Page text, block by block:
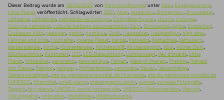
Dieser Beitrag wurde am 30/06/2026 von Panoramafotografunter Köln, Kugelpanorama,
Little Planet veröffentlicht. Schlagwörter: 360°, Altar, Altarkreuz, Binnenchor, Bronzealtar,
cathedral, cathédrale, cathédrale de Cologne, Chorpfeilerfiguren, church, Cologne,
Cologne cathedral, cultural heritage documentation, Dom, Domkapitel, église, Erzbischof,
Erzbistum Köln, gebogen, gothic, gothique, Gotik, Hauptaltar, Heiligenfigur, high altar,
Himmel und Erde, Hochaltar, Inverse Planet, Kanzel, Kathedra, Kathedrale, katholisch,
Kerzenständer, Kirche, Kirchenfenster, Kirchenschiff, Kirchenteppich, Köln, Kölner Dom,
Kölntourismus, Kunstwerk, LED, LED-Beleuchtung, Lichtkonzept, lieu d'intérêt, Little
Planet, Mittelalter, panoramic, panoramique, Parkett, place of interest, Pretiosa, Rainald
von Dassel, Religion, reliquary, Richterfenster, sanctuaire, Säulen, Säulenheilige,
Sehenswürdigkeit, site du patrimoine mondial de l'humanité, site du patrimoine mondial de
l'UNESCO, Sitzmöbel, small planet, stereographic down, surreal, surreale Fotografie,
Teppich, tiny planet, UNESCO world heritage site, UNESCO-Welterbestätte, Vierung,
Vierungsaltar, Volksaltar, Wandbilder, Weltkulturerbe.